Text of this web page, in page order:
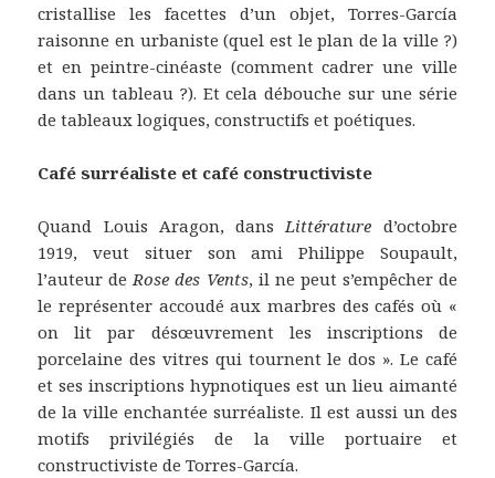
cristallise les facettes d’un objet, Torres-García
raisonne en urbaniste (quel est le plan de la ville ?)
et en peintre-cinéaste (comment cadrer une ville
dans un tableau ?). Et cela débouche sur une série
de tableaux logiques, constructifs et poétiques.
Café surréaliste et café constructiviste
Quand Louis Aragon, dansLittérature d’octobre
1919, veut situer son ami Philippe Soupault,
l’auteur deRose des Vents, il ne peut s’empêcher de
le représenter accoudé aux marbres des cafés où «
on lit par désœuvrement les inscriptions de
porcelaine des vitres qui tournent le dos ». Le café
et ses inscriptions hypnotiques est un lieu aimanté
de la ville enchantée surréaliste. Il est aussi un des
motifs privilégiés de la ville portuaire et
constructiviste de Torres-García.